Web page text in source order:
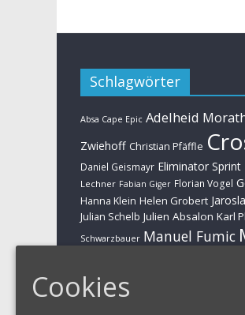
Schlagwörter
Absa Cape Epic Adelheid
Zwiehoff Christian Pfäffle
Daniel Geismayr Eliminator Sprint
Lechner Fabian Giger Florian Vogel
Hanna Klein Helen Grobert
Julian Schelb Julien Absalon Karl
Schwarzbauer Manuel Fumic
Markus Schulte-
Brandl Moritz Milatz
Cookies